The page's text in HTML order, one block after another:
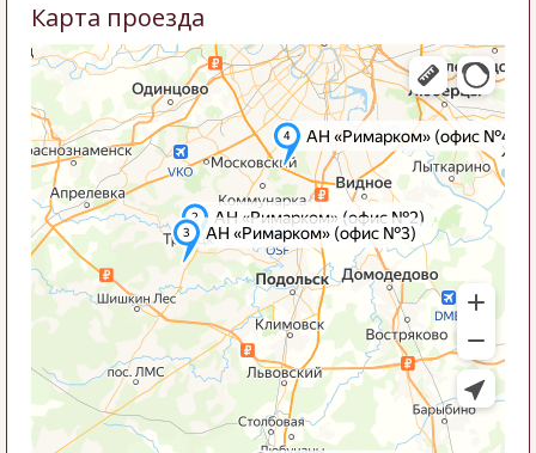
Карта проезда